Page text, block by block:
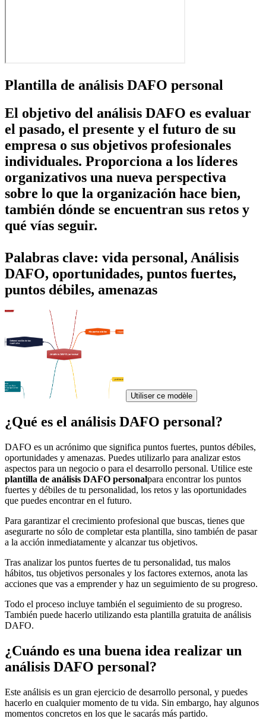
Plantilla de análisis DAFO personal
El objetivo del análisis DAFO es evaluar
el pasado, el presente y el futuro de su
empresa o sus objetivos profesionales
individuales. Proporciona a los líderes
organizativos una nueva perspectiva
sobre lo que la organización hace bien,
también dónde se encuentran sus retos y
qué vías seguir.
Palabras clave: vida personal, Análisis
DAFO, oportunidades, puntos fuertes,
puntos débiles, amenazas
Utiliser ce modèle
¿Qué es el análisis DAFO personal?
DAFO es un acrónimo que significa puntos fuertes, puntos débiles,
oportunidades y amenazas. Puedes utilizarlo para analizar estos
aspectos para un negocio o para el desarrollo personal. Utilice este
plantilla de análisis DAFO personalpara encontrar los puntos
fuertes y débiles de tu personalidad, los retos y las oportunidades
que puedes encontrar en el futuro.
Para garantizar el crecimiento profesional que buscas, tienes que
asegurarte no sólo de completar esta plantilla, sino también de pasar
a la acción inmediatamente y alcanzar tus objetivos.
Tras analizar los puntos fuertes de tu personalidad, tus malos
hábitos, tus objetivos personales y los factores externos, anota las
acciones que vas a emprender y haz un seguimiento de su progreso.
Todo el proceso incluye también el seguimiento de su progreso.
También puede hacerlo utilizando esta plantilla gratuita de análisis
DAFO.
¿Cuándo es una buena idea realizar un
análisis DAFO personal?
Este análisis es un gran ejercicio de desarrollo personal, y puedes
hacerlo en cualquier momento de tu vida. Sin embargo, hay algunos
momentos concretos en los que le sacarás más partido.